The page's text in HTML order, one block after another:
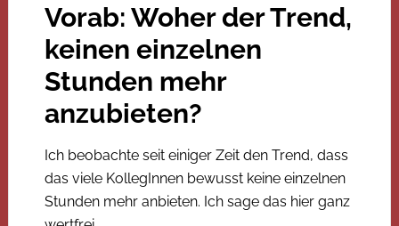
Vorab: Woher der Trend,
keinen einzelnen
Stunden mehr
anzubieten?
Ich beobachte seit einiger Zeit den Trend, dass
das viele KollegInnen bewusst keine einzelnen
Stunden mehr anbieten. Ich sage das hier ganz